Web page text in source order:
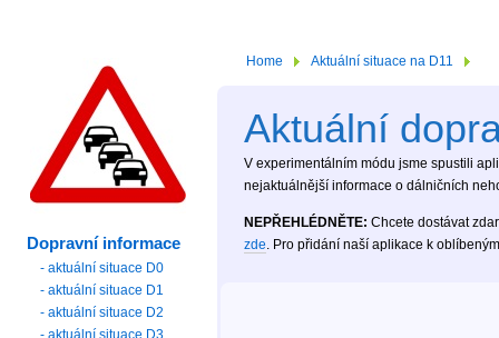
Home Aktuální situace na D11
Aktuální
V experimentálním módu jsme spustili
nejaktuálnější informace o dálničních
NEPŘEHLÉDNĚTE: Chcete dostávat
zde . Pro přidání naší aplikace k
Dopravní informace
- aktuální situace D0
- aktuální situace D1
- aktuální situace D2
- aktuální situace D3